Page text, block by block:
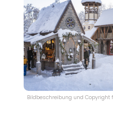
Bildbeschreibung und Copyright